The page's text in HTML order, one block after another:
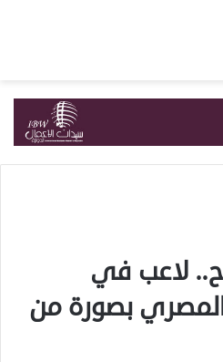
لاعب في
بصورة من